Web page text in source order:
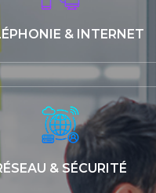
& INTERNET
& SÉCURITÉ